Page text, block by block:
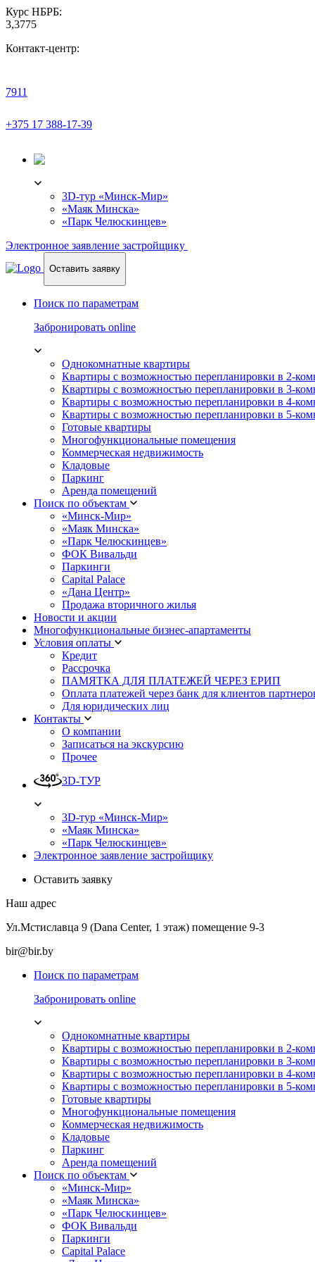
Курс НБРБ:
3,3775
Контакт-центр:
7911
+375 17 388-17-39
3D-тур «Минск-Мир»
«Маяк Минска»
«Парк Челюскинцев»
Электронное заявление застройщику
Оставить заявку
Поиск по параметрам
Забронировать online
Однокомнатные квартиры
Квартиры с возможностью перепланировки в 2-
Квартиры с возможностью перепланировки в 3-
Квартиры с возможностью перепланировки в 4-
Квартиры с возможностью перепланировки в 5-
Готовые квартиры
Многофункциональные помещения
Коммерческая недвижимость
Кладовые
Паркинг
Аренда помещений
Поиск по объектам
«Минск-Мир»
«Маяк Минска»
«Парк Челюскинцев»
ФОК Вивальди
Паркинги
Capital Palace
«Дана Центр»
Продажа вторичного жилья
Новости и акции
Многофункциональные бизнес-апартаменты
Условия оплаты
Кредит
Рассрочка
ПАМЯТКА ДЛЯ ПЛАТЕЖЕЙ ЧЕРЕЗ ЕРИП
Оплата платежей через банк для клиентов
Для юридических лиц
Контакты
О компании
Записаться на экскурсию
Прочее
3D-ТУР
3D-тур «Минск-Мир»
«Маяк Минска»
«Парк Челюскинцев»
Электронное заявление застройщику
Оставить заявку
Наш адрес
Ул.Мстиславца 9 (Dana Center, 1 этаж) помещение 9-3
bir@bir.by
Поиск по параметрам
Забронировать online
Однокомнатные квартиры
Квартиры с возможностью перепланировки в 2-
Квартиры с возможностью перепланировки в 3-
Квартиры с возможностью перепланировки в 4-
Квартиры с возможностью перепланировки в 5-
Готовые квартиры
Многофункциональные помещения
Коммерческая недвижимость
Кладовые
Паркинг
Аренда помещений
Поиск по объектам
«Минск-Мир»
«Маяк Минска»
«Парк Челюскинцев»
ФОК Вивальди
Паркинги
Capital Palace